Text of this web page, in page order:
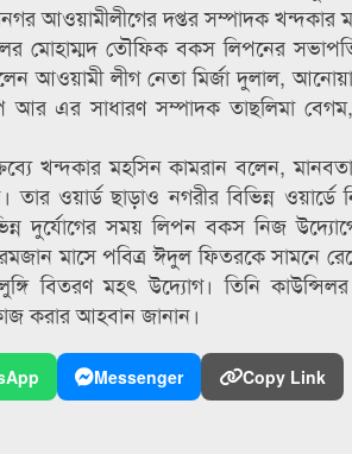
আওয়ামীলীগের দপ্তর সম্পাদক খন্দকার
মোহাম্মদ তৌফিক বকস লিপনের
আওয়ামী লীগ নেতা মির্জা দুলাল,
এর সাধারণ সম্পাদক তাছলিমা বেগম,
খন্দকার মহসিন কামরান বলেন,
ওয়ার্ড ছাড়াও নগরীর বিভিন্ন ওয়ার্ডে
দুর্যোগের সময় লিপন বকস নিজ
মাসে পবিত্র ঈদুল ফিতরকে সামনে
বিতরণ মহৎ উদ্যোগ। তিনি
করার আহবান জানান।
Messenger Copy Link